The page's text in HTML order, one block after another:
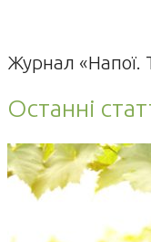
Журнал «Напої.
Останні